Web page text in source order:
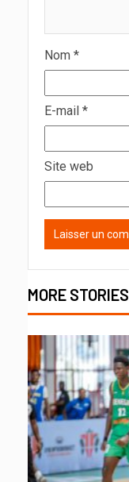
Nom *
E-mail *
Site web
MORE STORIES